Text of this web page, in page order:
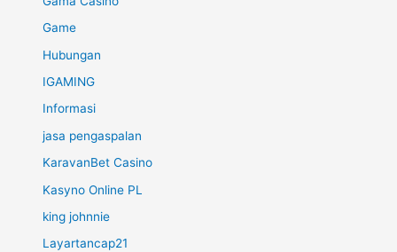
Game
Hubungan
IGAMING
Informasi
jasa pengaspalan
KaravanBet Casino
Kasyno Online PL
king johnnie
Layartancap21